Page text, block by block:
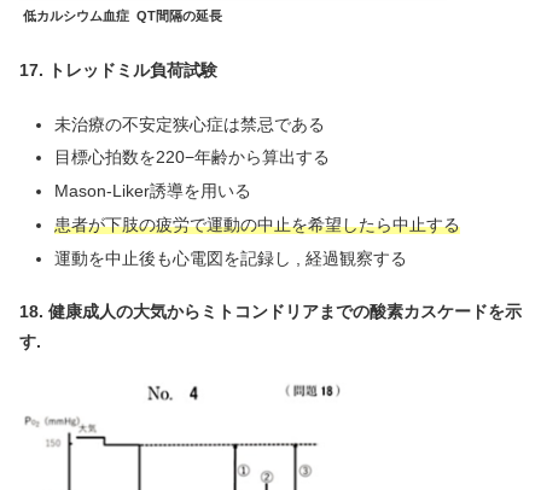
低カルシウム血症 QT間隔の延長
17. トレッドミル負荷試験
未治療の不安定狭心症は禁忌である
目標心拍数を220−年齢から算出する
Mason-Liker誘導を用いる
患者が下肢の疲労で運動の中止を希望したら中止する
運動を中止後も心電図を記録し , 経過観察する
18. 健康成人の大気からミトコンドリアまでの酸素カスケードを示
す.